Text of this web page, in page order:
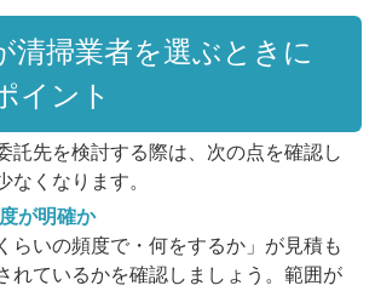
清掃業者を選ぶときに
イント
託先を検討する際は、次の点を確認し
なくなります。
が明確か
らいの頻度で・何をするか」が見積も
れているかを確認しましょう。範囲が